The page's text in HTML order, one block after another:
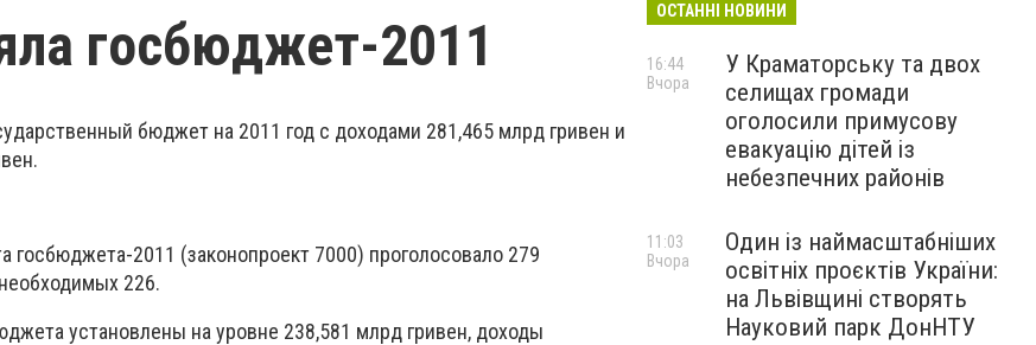
госбюджет-2011
бюджет на 2011 год с доходами 281,465 млрд гривен и
госбюджета-2011 (законопроект 7000) проголосовало 279
226.
установлены на уровне 238,581 млрд гривен, доходы
ОСТАННІ НОВИНИ
У Краматорську та двох
селищах громади
оголосили примусову
евакуацію дітей із
небезпечних районів
16:44
Вчора
Один із наймасштабніших
освітніх проєктів України:
на Львівщині створять
Науковий парк ДонНТУ
11:03
Вчора